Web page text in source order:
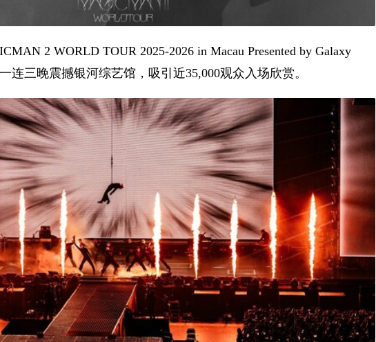
2 WORLD TOUR 2025-2026 in Macau Presented by Galaxy
连三晚震撼银河综艺馆，吸引近35,000观众入场欣赏。